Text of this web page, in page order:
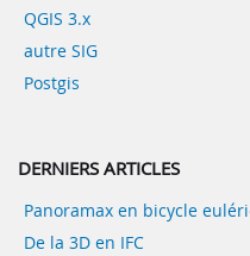
QGIS 3.x
autre SIG
Postgis
DERNIERS ARTICLES
Panoramax en bicycle
De la 3D en IFC